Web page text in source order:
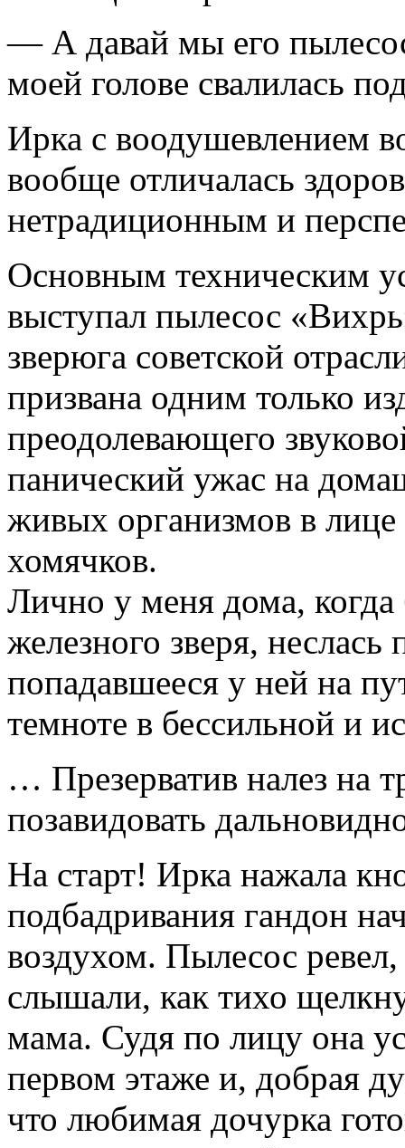
— А давай мы его
моей голове свалилась
Ирка с воодушевлением
вообще отличалась
нетрадиционным и
Основным техническим
выступал пылесос
зверюга советской
призвана одним только
преодолевающего
панический ужас на
живых организмов в лице
хомячков.
Лично у меня дома,
железного зверя,
попадавшееся у ней на
темноте в бессильной и
… Презерватив налез на
позавидовать
На старт! Ирка нажала
подбадривания гандон
воздухом. Пылесос
слышали, как тихо
мама. Судя по лицу она
первом этаже и, добрая
что любимая дочурка